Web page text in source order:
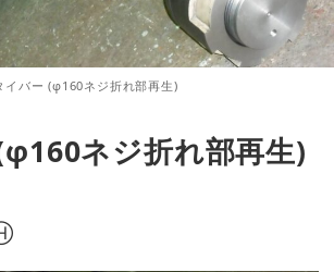
イバー (φ160ネジ折れ部再生)
ネジ折れ部再生)